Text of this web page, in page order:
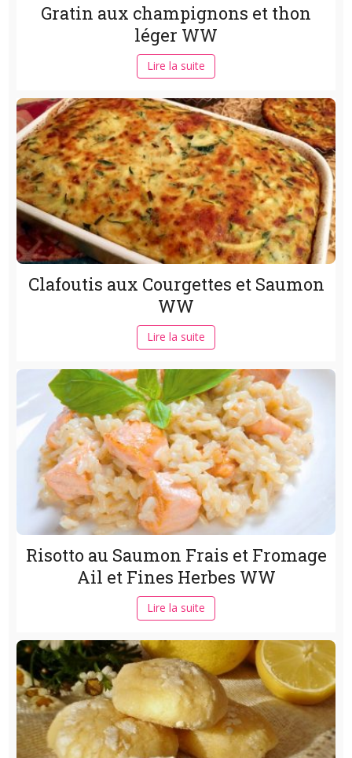
Gratin aux champignons et thon
léger WW
Lire la suite
Clafoutis aux Courgettes et Saumon
WW
Lire la suite
Risotto au Saumon Frais et Fromage
Ail et Fines Herbes WW
Lire la suite